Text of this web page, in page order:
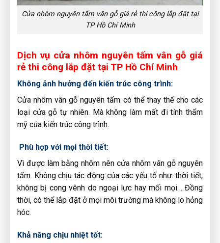
Cửa nhôm nguyên tấm vân gỗ giá rẻ thi công lắp đặt tại
TP Hồ Chí Minh
Dịch vụ cửa nhôm nguyên tấm vân gỗ giá
rẻ thi công lắp đặt tại TP Hồ Chí Minh
Không ảnh hưởng đến kiến trúc công trình:
Cửa nhôm vân gỗ nguyên tấm có thể thay thế cho các
loại cửa gỗ tự nhiên. Mà không làm mất đi tính thẩm
mỹ của kiến trúc công trình.
Phù hợp với mọi thời tiết:
Vì được làm bằng nhôm nên cửa nhôm vân gỗ nguyên
tấm. Không chịu tác động của các yếu tố như: thời tiết,
không bị cong vênh do ngoại lực hay mối mọi… Đồng
thời, có thể lắp đặt ở mọi môi trường mà không lo hỏng
hóc.
Khả năng chịu nhiệt tốt: